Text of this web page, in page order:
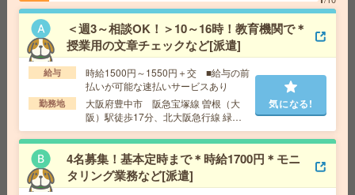
斎橋駅徒歩7分、大阪メトロ御堂筋線 本町駅徒歩7分
完全在宅可＊未経験OK！時給1500円！人材サービス企業
で対応履歴入力など事務[派遣]
給 与 時給1500円＋交 【月収例】240,000円～ ■
給与の前払いが可能な速払いサービスあり
交通費支給あり
勤務地 大阪府大阪市北区 大阪環状線 大阪駅徒歩7
分、大阪メトロ御堂筋線 梅田駅徒歩3分
気になる!
＜週3～相談OK！＞10～16時！教育機関で＊
授業用の文章チェックなど[派遣]
給与
時給1500円～1550円＋交 ■給与の前
払いが可能な速払いサービスあり
勤務地
大阪府豊中市 阪急宝塚線 曽根（大
阪）駅徒歩17分、北大阪急行線 緑地
公園駅徒歩9分
気になる!
4名募集！基本定時まで＊時給1700円＊モニ
タリング業務など[派遣]